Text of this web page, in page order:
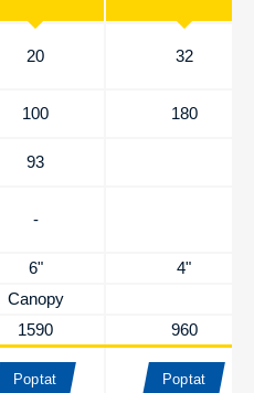
20 32
100 180
93
-
6"
4"
Canopy
1590 960
Poptat Poptat